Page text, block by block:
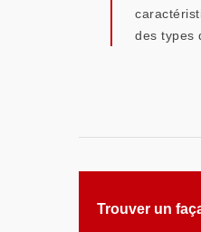
des types
Trouver un